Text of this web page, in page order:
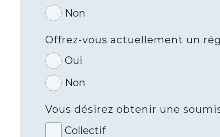
Non
Offrez-vous actuellement un
Oui
Non
Vous désirez obtenir une
Collectif